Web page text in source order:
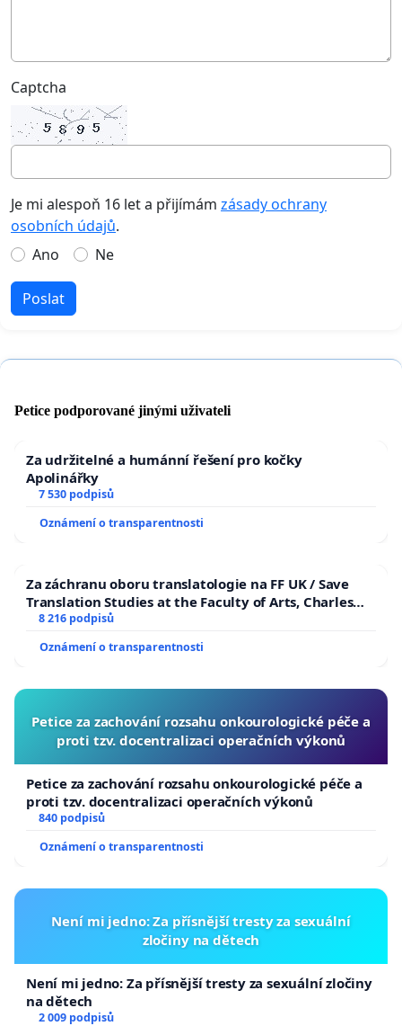
Captcha
Je mi alespoň 16 let a přijímám zásady ochrany
osobních údajů.
Ano
Ne
Poslat
Petice podporované jinými uživateli
Za udržitelné a humánní řešení pro kočky
Apolinářky
7 530 podpisů
Oznámení o transparentnosti
Za záchranu oboru translatologie na FF UK / Save
Translation Studies at the Faculty of Arts, Charles
University
8 216 podpisů
Oznámení o transparentnosti
Petice za zachování rozsahu onkourologické péče a
proti tzv. docentralizaci operačních výkonů
Petice za zachování rozsahu onkourologické péče a
proti tzv. docentralizaci operačních výkonů
840 podpisů
Oznámení o transparentnosti
Není mi jedno: Za přísnější tresty za sexuální
zločiny na dětech
Není mi jedno: Za přísnější tresty za sexuální zločiny
na dětech
2 009 podpisů